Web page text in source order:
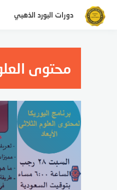
التجاوز
المحتوى
دورات البورد الذهبي
محتوى